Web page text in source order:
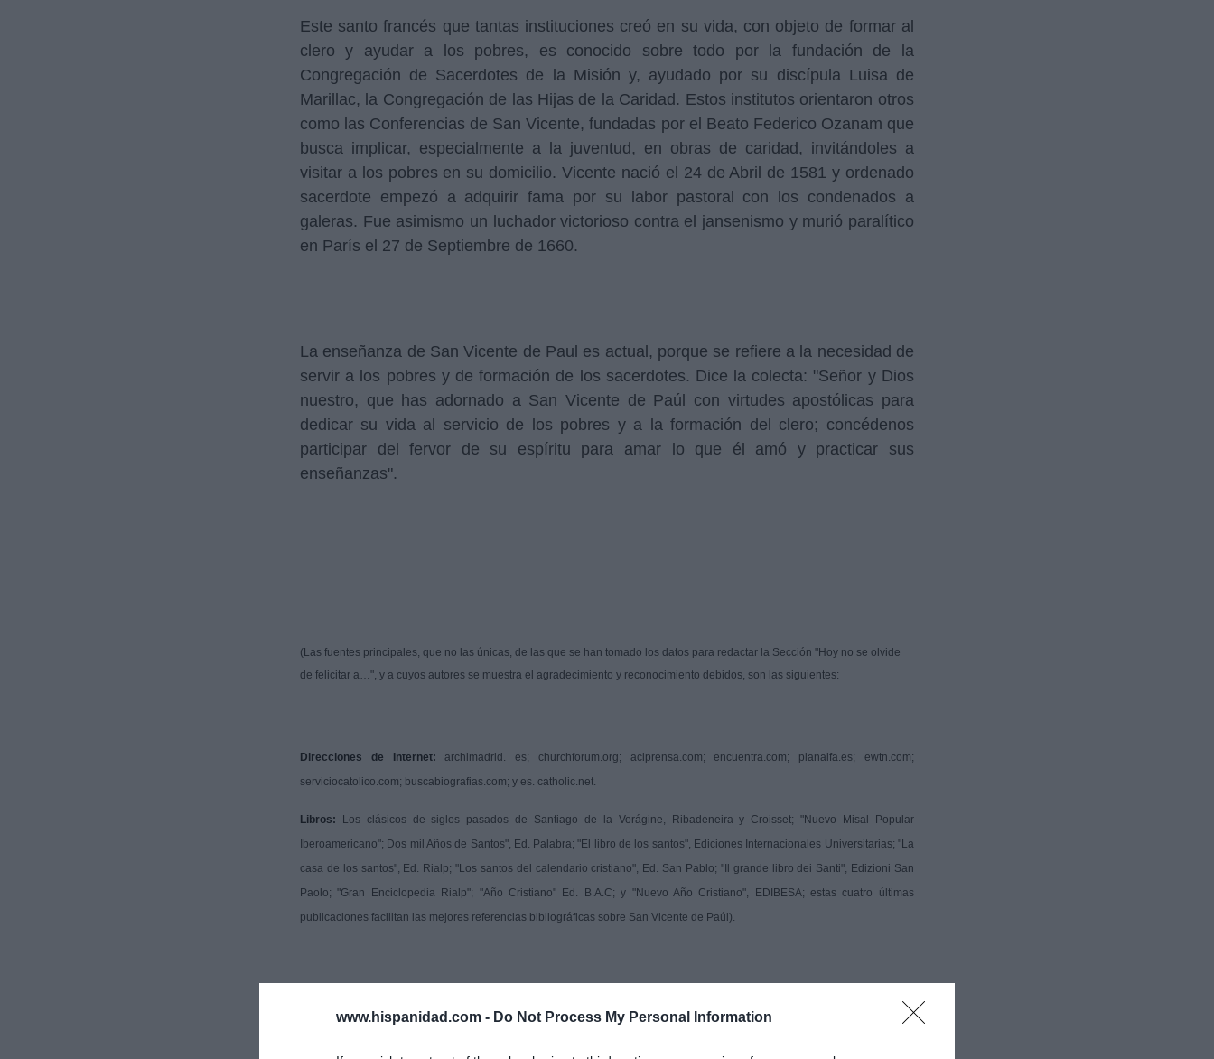
www.hispanidad.com - Do Not Process My Personal Information
Este santo francés que tantas instituciones creó en su vida, con objeto de formar al
clero y ayudar a los pobres, es conocido sobre todo por la fundación de la
Congregación de Sacerdotes de la Misión y, ayudado por su discípula Luisa de
Marillac, la Congregación de las Hijas de la Caridad. Estos institutos orientaron otros
como las Conferencias de San Vicente, fundadas por el Beato Federico Ozanam que
busca implicar, especialmente a la juventud, en obras de caridad, invitándoles a
visitar a los pobres en su domicilio. Vicente nació el 24 de Abril de 1581 y ordenado
sacerdote empezó a adquirir fama por su labor pastoral con los condenados a
galeras. Fue asimismo un luchador victorioso contra el jansenismo y murió paralítico
en París el 27 de Septiembre de 1660.
La enseñanza de San Vicente de Paul es actual, porque se refiere a la necesidad de
servir a los pobres y de formación de los sacerdotes. Dice la colecta: "Señor y Dios
nuestro, que has adornado a San Vicente de Paúl con virtudes apostólicas para
dedicar su vida al servicio de los pobres y a la formación del clero; concédenos
participar del fervor de su espíritu para amar lo que él amó y practicar sus
enseñanzas".
(Las fuentes principales, que no las únicas, de las que se han tomado los datos para redactar la Sección "Hoy no se olvide
de felicitar a…", y a cuyos autores se muestra el agradecimiento y reconocimiento debidos, son las siguientes:
Direcciones de Internet: archimadrid. es; churchforum.org; aciprensa.com; encuentra.com; planalfa.es; ewtn.com;
serviciocatolico.com; buscabiografias.com; y es. catholic.net.
Libros: Los clásicos de siglos pasados de Santiago de la Vorágine, Ribadeneira y Croisset; "Nuevo Misal Popular
Iberoamericano"; Dos mil Años de Santos", Ed. Palabra; "El libro de los santos", Ediciones Internacionales Universitarias; "La
casa de los santos", Ed. Rialp; "Los santos del calendario cristiano", Ed. San Pablo; "Il grande libro dei Santi", Edizioni San
Paolo; "Gran Enciclopedia Rialp"; "Año Cristiano" Ed. B.A.C; y "Nuevo Año Cristiano", EDIBESA; estas cuatro últimas
publicaciones facilitan las mejores referencias bibliográficas sobre San Vicente de Paúl).